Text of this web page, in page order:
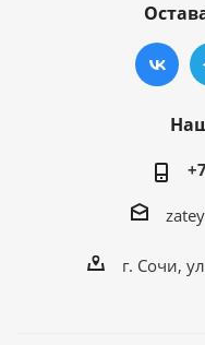
г. Сочи,